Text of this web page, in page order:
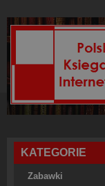
KATEGORIE
Zabawki